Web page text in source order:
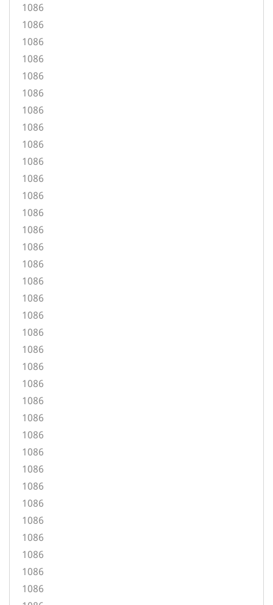
1086
1086
1086
1086
1086
1086
1086
1086
1086
1086
1086
1086
1086
1086
1086
1086
1086
1086
1086
1086
1086
1086
1086
1086
1086
1086
1086
1086
1086
1086
1086
1086
1086
1086
1086